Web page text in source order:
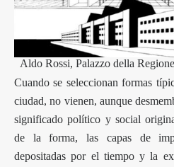
Aldo Rossi, Palazzo della
Cuando se seleccionan formas
ciudad, no vienen, aunque
significado político y social
de la forma, las capas de
depositadas por el tiempo y la